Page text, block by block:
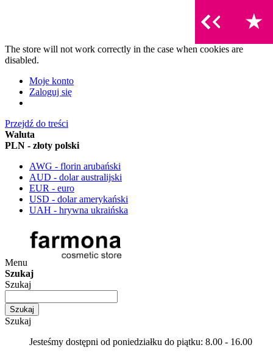
The store will not work correctly in the case when cookies are
disabled.
Moje konto
Zaloguj się
Przejdź do treści
Waluta
PLN - złoty polski
AWG - florin arubański
AUD - dolar australijski
EUR - euro
USD - dolar amerykański
UAH - hrywna ukraińska
Menu
Szukaj
Szukaj
Szukaj
Szukaj
Jesteśmy dostępni od poniedziałku do piątku: 8.00 - 16.00